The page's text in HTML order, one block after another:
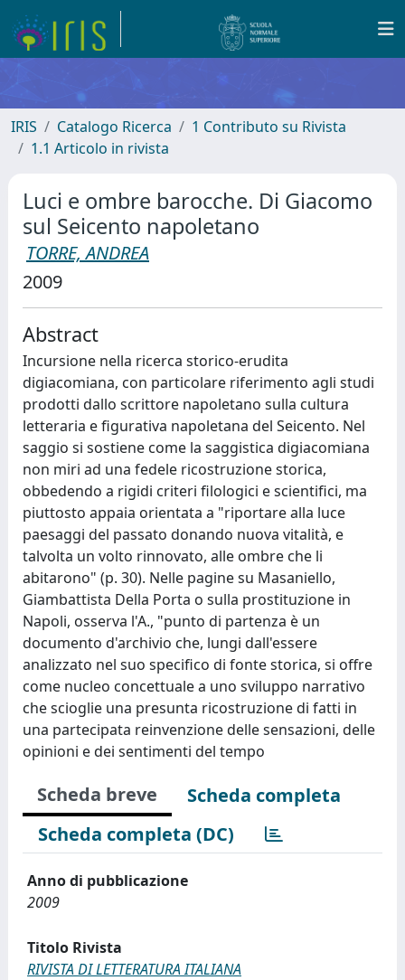
IRIS Catalogo Ricerca
1 Contributo su Rivista
1.1 Articolo in rivista
Luci e ombre barocche. Di Giacomo
sul Seicento napoletano
TORRE, ANDREA
2009
Abstract
Incursione nella ricerca storico-erudita
digiacomiana, con particolare riferimento agli studi
prodotti dallo scrittore napoletano sulla cultura
letteraria e figurativa napoletana del Seicento. Nel
saggio si sostiene come la saggistica digiacomiana
non miri ad una fedele ricostruzione storica,
obbedendo a rigidi criteri filologici e scientifici, ma
piuttosto appaia orientata a "riportare alla luce
paesaggi del passato donando nuova vitalità, e
talvolta un volto rinnovato, alle ombre che li
abitarono" (p. 30). Nelle pagine su Masaniello,
Giambattista Della Porta o sulla prostituzione in
Napoli, osserva l'A., "punto di partenza è un
documento d'archivio che, lungi dall'essere
analizzato nel suo specifico di fonte storica, si offre
come nucleo concettuale a uno sviluppo narrativo
che scioglie una presunta ricostruzione di fatti in
una partecipata reinvenzione delle sensazioni, delle
opinioni e dei sentimenti del tempo
Scheda breve
Scheda completa
Scheda completa (DC)
Anno di pubblicazione
2009
Titolo Rivista
RIVISTA DI LETTERATURA ITALIANA